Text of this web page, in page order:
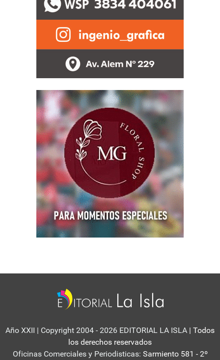
Año XXII | Copyright 2004 - 2026 EDITORIAL LA ISLA | Todos
los derechos reservados
Oficinas Comerciales y Periodisticas: Sarmiento 581 - 2º